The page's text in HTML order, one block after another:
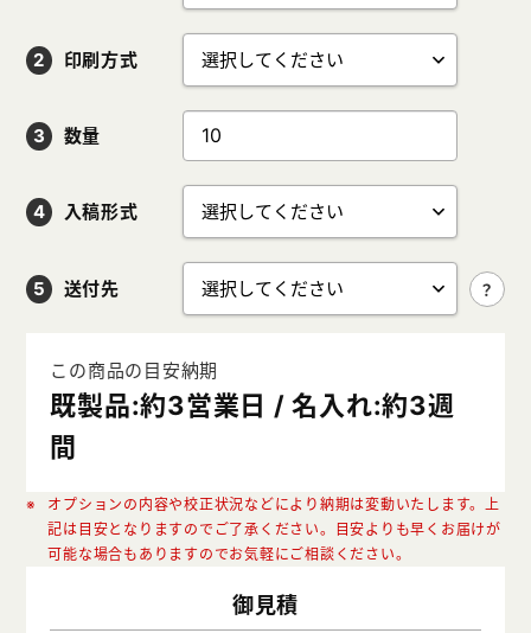
印刷方式
数量
入稿形式
送付先
この商品の目安納期
既製品:約3営業日 / 名入れ:約3週
間
オプションの内容や校正状況などにより納期は変動いたします。上
記は目安となりますのでご了承ください。目安よりも早くお届けが
可能な場合もありますのでお気軽にご相談ください。
御見積